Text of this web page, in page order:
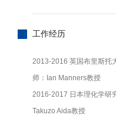
工作经历
2013-2016 英国布里斯托
师：Ian Manners教授
2016-2017 日本理化学研
Takuzo Aida教授